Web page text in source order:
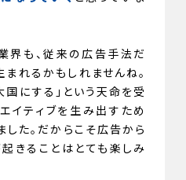
界も、従来の広告手法だ
れるかもしれませんね。
にする」という天命を受
イティブを生み出すため
た。だからこそ広告から
きることはとても楽しみ